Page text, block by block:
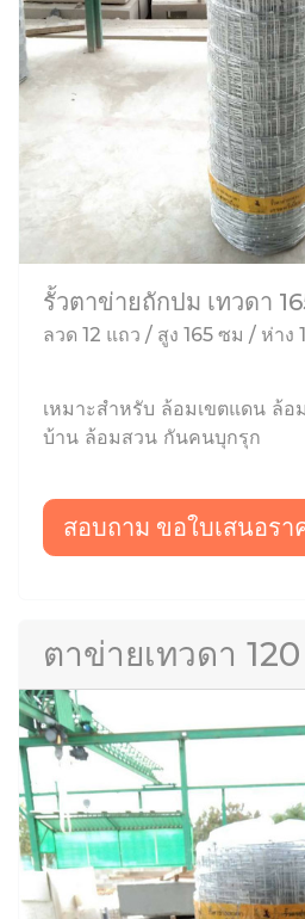
รั้วตาข่ายถักปม เทวดา
ลวด 12 แถว / สูง 165 ซม / ห่าง
เหมาะสำหรับ ล้อมเขตแดน ล้
บ้าน ล้อมสวน กันคนบุกรุก
สอบถาม ขอใบเสนอรา
ตาข่ายเทวดา